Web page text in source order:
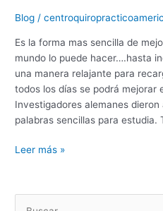
Blog /
Es la forma mas sencilla de
mundo lo puede hacer….hasta
una manera relajante para
todos los días se podrá mejorar
Investigadores alemanes
palabras sencillas para estudia.
Rendimiento
Cerebral
60
Minutos
Leer más »